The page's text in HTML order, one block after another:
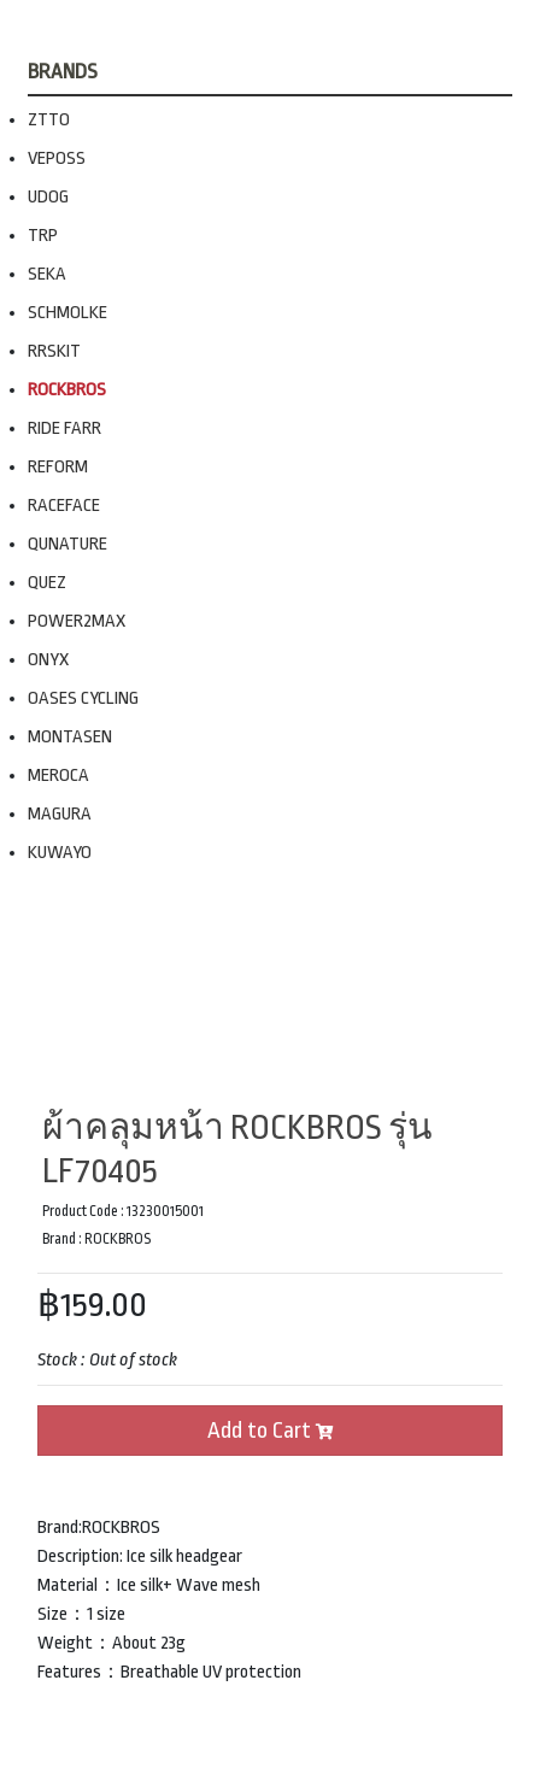
BRANDS
ZTTO
VEPOSS
UDOG
TRP
SEKA
SCHMOLKE
RRSKIT
ROCKBROS
RIDE FARR
REFORM
RACEFACE
QUNATURE
QUEZ
POWER2MAX
ONYX
OASES CYCLING
MONTASEN
MEROCA
MAGURA
KUWAYO
ผ้าคลุมหน้า ROCKBROS รุ่น
LF70405
Product Code : 13230015001
Brand : ROCKBROS
฿159.00
Stock : Out of stock
Add to Cart
Brand:ROCKBROS
Description: Ice silk headgear
Material：Ice silk+ Wave mesh
Size：1 size
Weight：About 23g
Features：Breathable UV protection